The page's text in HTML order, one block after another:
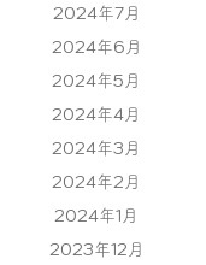
2024年7月
2024年6月
2024年5月
2024年4月
2024年3月
2024年2月
2024年1月
2023年12月